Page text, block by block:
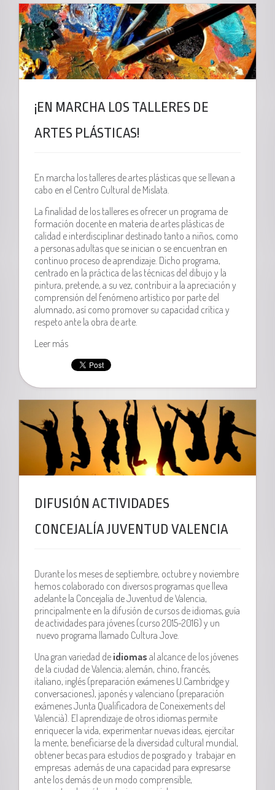
¡EN MARCHA LOS TALLERES DE
ARTES PLÁSTICAS!
En marcha los talleres de artes plásticas que se llevan a
cabo en el Centro Cultural de Mislata.
La finalidad de los talleres es ofrecer un programa de
formación docente en materia de artes plásticas de
calidad e interdisciplinar destinado tanto a niños, como
a personas adultas que se inician o se encuentran en
continuo proceso de aprendizaje. Dicho programa,
centrado en la práctica de las técnicas del dibujo y la
pintura, pretende, a su vez, contribuir a la apreciación y
comprensión del fenómeno artístico por parte del
alumnado, así como promover su capacidad crítica y
respeto ante la obra de arte.
Leer más
DIFUSIÓN ACTIVIDADES
CONCEJALÍA JUVENTUD VALENCIA
Durante los meses de septiembre, octubre y noviembre
hemos colaborado con diversos programas que lleva
adelante la Concejalía de Juventud de Valencia,
principalmente en la difusión de cursos de idiomas, guía
de actividades para jóvenes (curso 2015-2016) y un
nuevo programa llamado Cultura Jove.
Una gran variedad de idiomas al alcance de los jóvenes
de la ciudad de Valencia; alemán, chino, francés,
italiano, inglés (preparación exámenes U.Cambridge y
conversaciones), japonés y valenciano (preparación
exámenes Junta Qualificadora de Coneixements del
Valencià). El aprendizaje de otros idiomas permite
enriquecer la vida, experimentar nuevas ideas, ejercitar
la mente, beneficiarse de la diversidad cultural mundial,
obtener becas para estudios de posgrado y trabajar en
empresas además de una capacidad para expresarse
ante los demás de un modo comprensible,